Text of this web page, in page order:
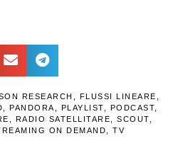
RESEARCH FLUSSI LINEARE
PANDORA PLAYLIST PODCAST
RADIO SATELLITARE SCOUT
ON DEMAND
TV